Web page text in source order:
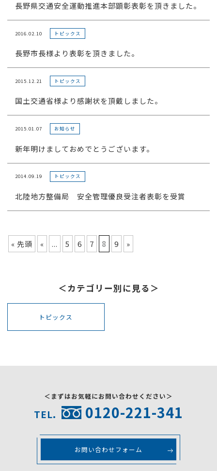
長野県交通安全運動推進本部顕彰表彰を頂きました。
2016.02.10 トピックス
長野市長様より表彰を頂きました。
2015.12.21 トピックス
国土交通省様より感謝状を頂戴しました。
2015.01.07 お知らせ
新年明けましておめでとうございます。
2014.09.19 トピックス
北陸地方整備局 安全管理優良受注者表彰を受賞
« 先頭 « ... 5 6 7 8 9 »
＜カテゴリー別に見る＞
トピックス
＜まずはお気軽にお問い合わせください＞
TEL. 0120-221-341
お問い合わせフォーム